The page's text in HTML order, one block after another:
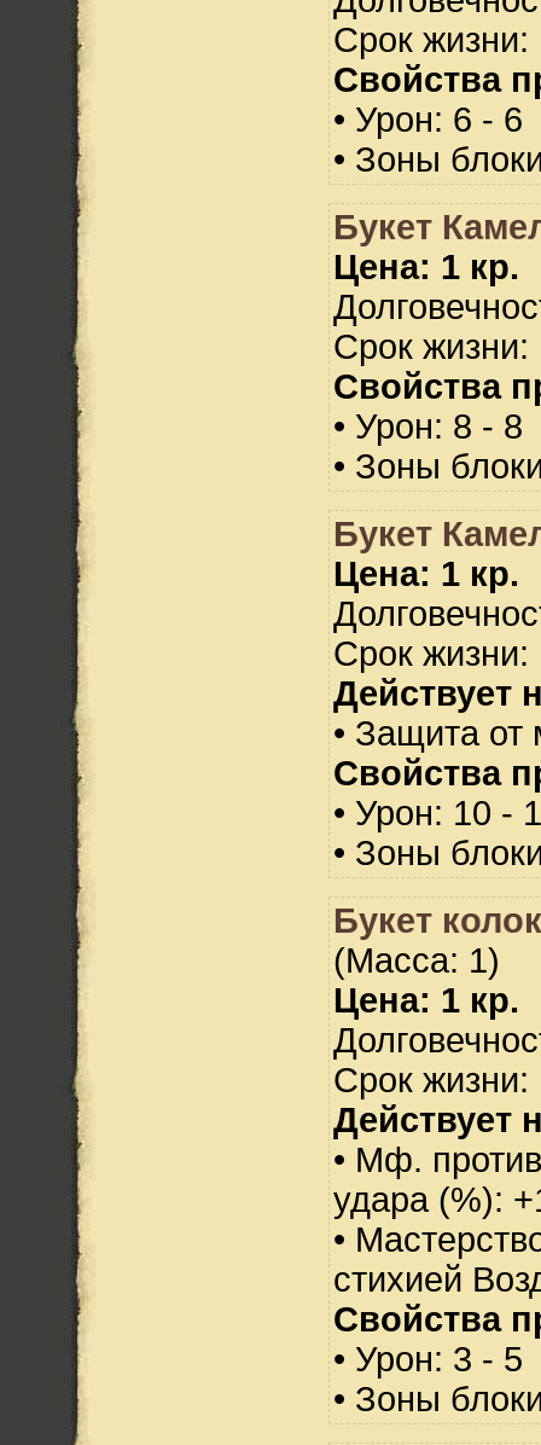
Срок жизни:
Свойства
• Урон: 6 - 6
• Зоны
Букет
Цена: 1 кр.
Срок жизни:
Свойства
• Урон: 8 - 8
• Зоны
Букет
Цена: 1 кр.
Срок жизни:
Действует
• Защита от
Свойства
• Урон: 10 -
• Зоны
Букет
(Масса: 1)
Цена: 1 кр.
Срок жизни:
Действует
• Мф.
удара (%):
•
стихией
Свойства
• Урон: 3 - 5
• Зоны